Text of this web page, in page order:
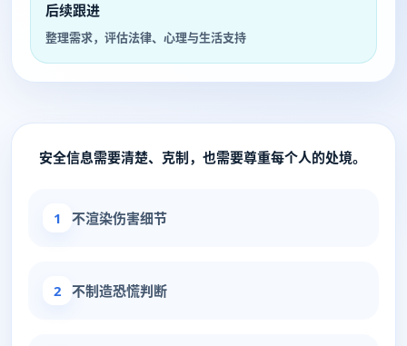
后续跟进
整理需求，评估法律、心理与生活支持
安全信息需要清楚、克制，也需要尊重每个人的处境。
1 不渲染伤害细节
2 不制造恐慌判断